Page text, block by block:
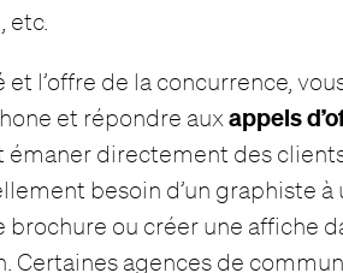
etc.
l’offre de la concurrence,
et répondre auxappels
émaner directement des
besoin d’un graphiste
brochure ou créer une affiche
Certaines agences de